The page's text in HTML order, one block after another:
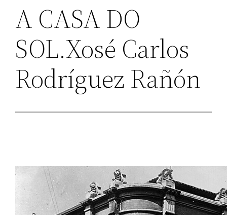
A CASA DO
SOL.Xosé Carlos
Rodríguez Rañón